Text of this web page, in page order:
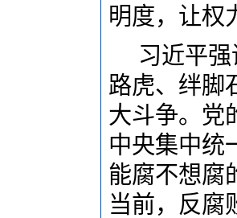
明度，让权
习近平
路虎、绊脚
大斗争。党
中央集中统
能腐不想腐
当前，反腐